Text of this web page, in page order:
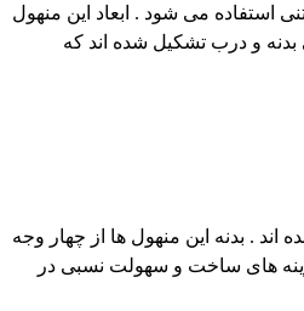
استفاده می شود . ابعاد این منهول
و درب تشکیل شده اند که
. بدنه این منهول ها از چهار وجه
های ساخت و سهولت نسبی در